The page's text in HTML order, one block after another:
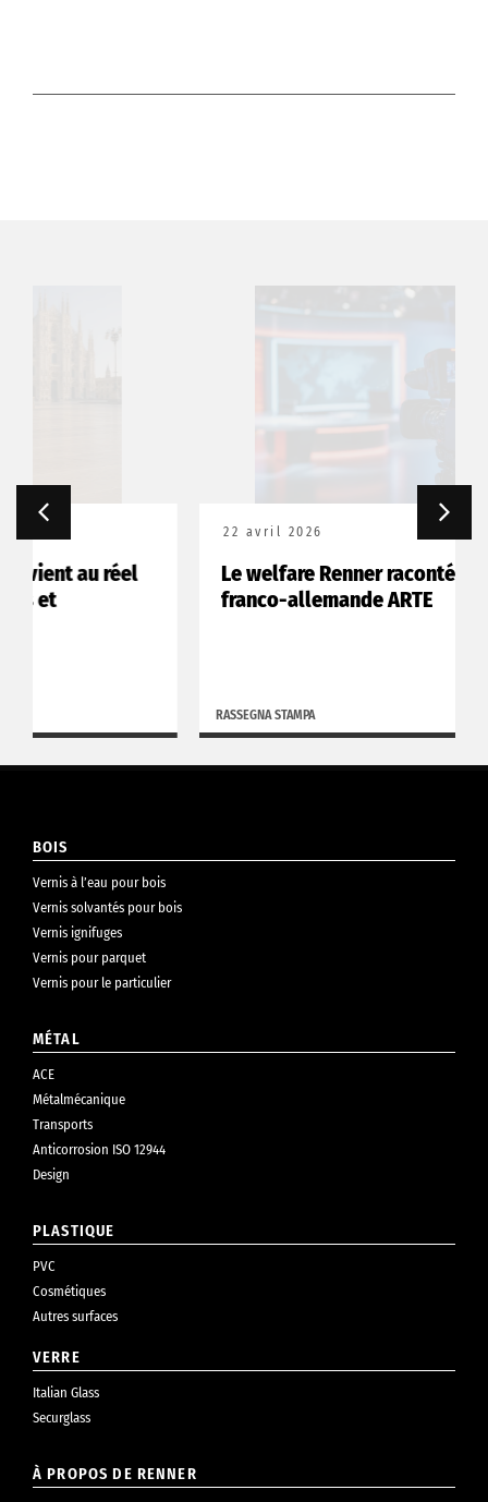
Le welfare Renner raconté par la chaîne
franco-allemande ARTE
BOIS
Vernis à l’eau pour bois
Vernis solvantés pour bois
Vernis ignifuges
Vernis pour parquet
Vernis pour le particulier
MÉTAL
ACE
Métalmécanique
Transports
Anticorrosion ISO 12944
Design
PLASTIQUE
PVC
Cosmétiques
Autres surfaces
VERRE
Italian Glass
Securglass
À PROPOS DE RENNER